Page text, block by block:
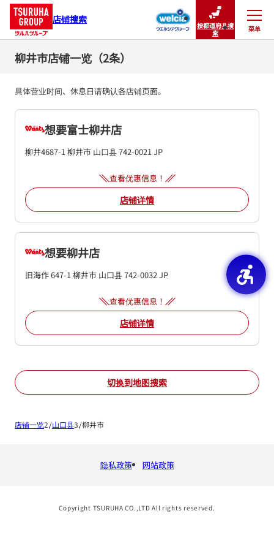
店铺搜索
按都道府县搜
索
菜单
关闭
柳井市店铺一览（2条）
具体营业时间、休息日请确认各店铺页面。
想要富士柳井店
柳井4687-1柳井市 山口县742-0021JP
查看优惠信息！
店铺详情
想要柳井店
旧海作 647-1柳井市 山口县742-0032JP
查看优惠信息！
店铺详情
切换到地图搜索
店铺一览 山口县 柳井市
隐私政策 网站政策
Copyright TSURUHA CO.,LTD All rights reserved.